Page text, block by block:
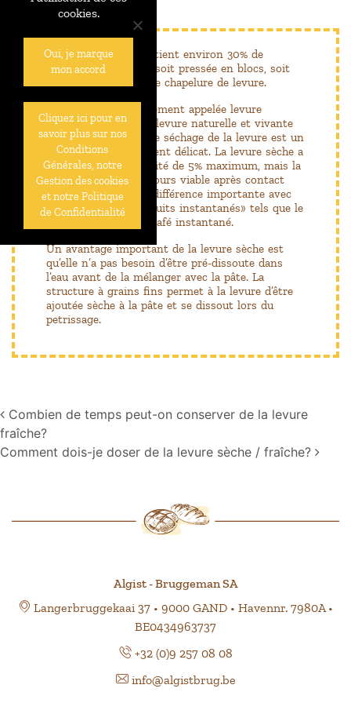
La levure fraîche contient environ 30% de
matière sèche et est soit pressée en blocs, soit
vendue sous forme de chapelure de levure.
La levure sèche, également appelée levure
instantanée, est une levure naturelle et vivante
sous forme séchée.
Le séchage de la levure est un
processus extrêmement délicat. La levure sèche a
une teneur en humidité de 5% maximum, mais la
levure sèche est toujours viable après contact
avec l’eau. C’est une différence importante avec
tous les autres «produits instantanés» tels que le
lait en poudre ou le café instantané.
Un avantage important de la levure sèche est
qu’elle n’a pas besoin d’être pré-dissoute dans
l’eau avant de la mélanger avec la pâte. La
structure à grains fins permet à la levure d’être
ajoutée sèche à la pâte et se dissout lors du
petrissage.
Navigation
Combien de temps peut-on conserver de la levure
fraîche?
Comment dois-je doser de la levure sèche / fraîche?
Algist - Bruggeman SA
Langerbruggekaai 37 • 9000 GAND • Havennr. 7980A •
BE0434963737
+32 (0)9 257 08 08
info@algistbrug.be
cookies.
Oui, je marque
mon accord
Cliquez ici pour en
savoir plus sur nos
Conditions
Générales, notre
Gestion des cookies
et notre Politique
de Confidentialité